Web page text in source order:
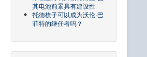
其电池前景具有建设性
托德梳子可以成为沃伦·巴
菲特的继任者吗？